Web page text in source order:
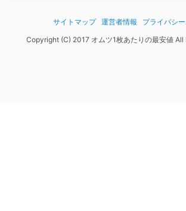
サイトマップ 運営者情報
プライバシ
Copyright (C) 2017 オムツ1枚あたりの最安値